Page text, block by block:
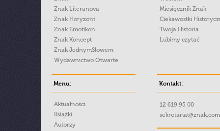
Znak Literanova
Znak Horyzont
Znak Emotikon
Znak Koncept
Znak JednymSłowem
Wydawnictwo Otwarte
Miesięcznik Znak
Ciekawostki
Twoja Historia
Lubimy czytać
Menu:
Aktualności
Książki
Autorzy
Kontakt:
12 619 95 00